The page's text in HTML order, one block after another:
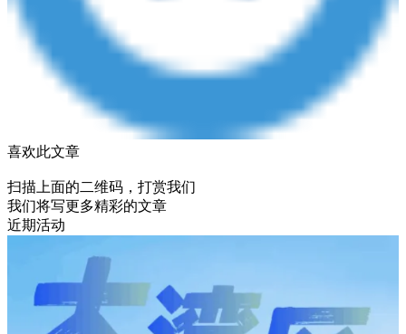
喜欢此文章
扫描上面的二维码，打赏我们
我们将写更多精彩的文章
近期活动